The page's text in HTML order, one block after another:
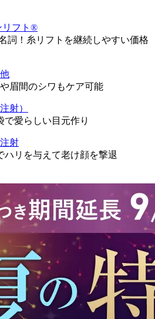
リフト®
詞！糸リフトを継続しやすい価格
眉間のシワもケア可能
射）
で愛らしい目元作り
射
ハリを与えて老け顔を撃退